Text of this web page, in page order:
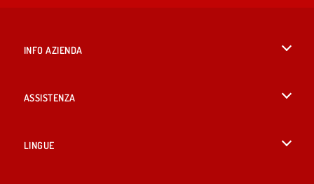
INFO AZIENDA
ASSISTENZA
LINGUE